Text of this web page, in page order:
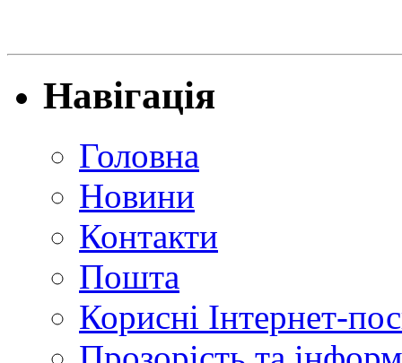
Навігація
Головна
Новини
Контакти
Пошта
Корисні Інтернет-